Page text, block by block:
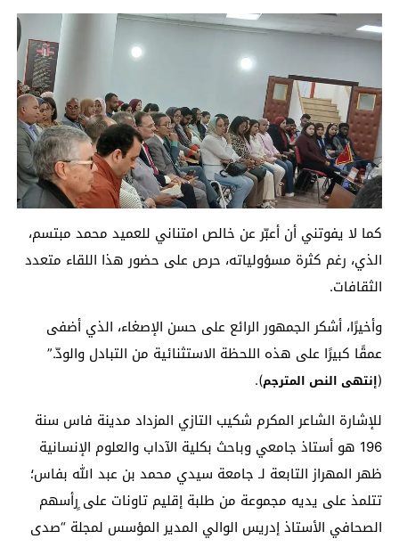
كما لا يفوتني أن أعبّر عن خالص امتناني للعميد محمد مبتسم،
الذي، رغم كثرة مسؤولياته، حرص على حضور هذا اللقاء متعدد
الثقافات.
وأخيرًا، أشكر الجمهور الرائع على حسن الإصغاء، الذي أضفى
عمقًا كبيرًا على هذه اللحظة الاستثنائية من التبادل والودّ.”
(إنتهى النص المترجم).
للإشارة الشاعر المكرم شكيب التازي المزداد مدينة فاس سنة
196 هو أستاذ جامعي وباحث بكلية الآداب والعلوم الإنسانية
ظهر المهراز التابعة لـ جامعة سيدي محمد بن عبد الله بفاس؛
تتلمذ على يديه مجموعة من طلبة إقليم تاونات على ٍرأسهم
الصحافي الأستاذ إدريس الوالي المدير المؤسس لمجلة “صدى